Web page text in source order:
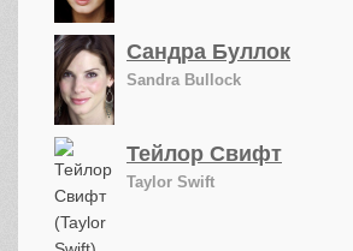
Сандра Буллок
Sandra Bullock
Тейлор Свифт
Taylor Swift